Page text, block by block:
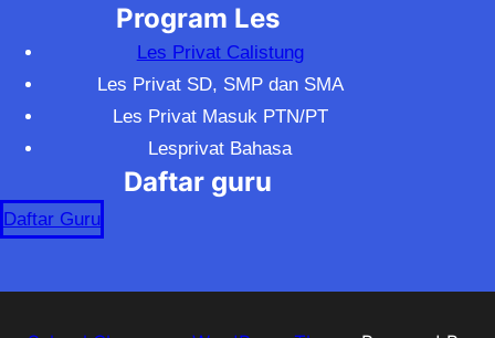
Program Les
Les Privat Calistung
Les Privat SD, SMP dan SMA
Les Privat Masuk PTN/PT
Lesprivat Bahasa
Daftar guru
Daftar Guru